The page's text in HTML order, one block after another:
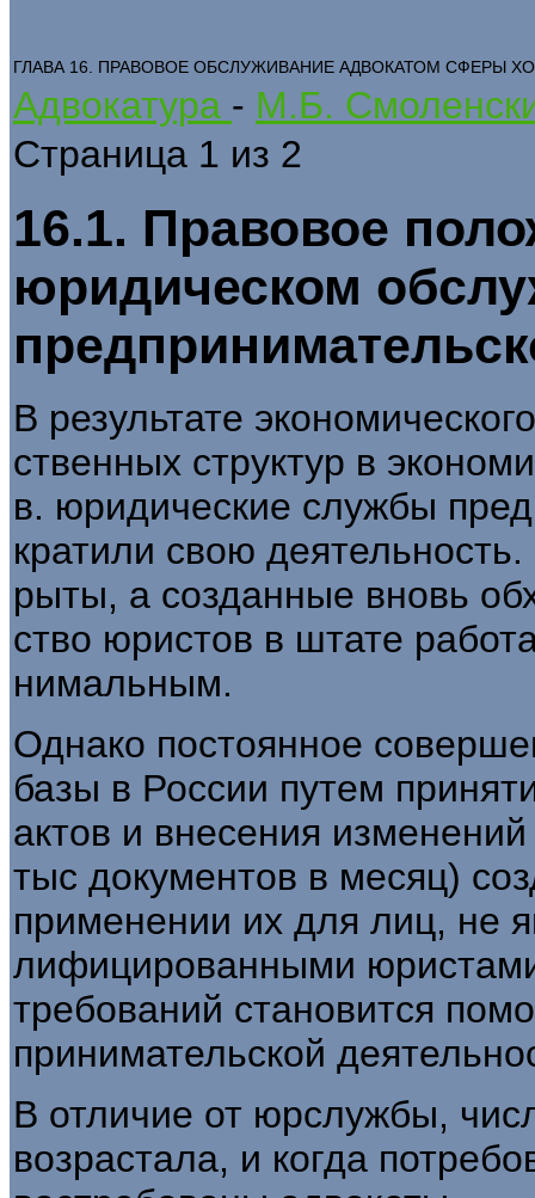
ГЛАВА 16. ПРАВОВОЕ ОБСЛУЖИВАНИЕ АДВОКАТОМ СФЕРЫ
Адвокатура - М.Б.
Страница 1 из 2
16.1. Правовое
юридическом
В результате
ственных структур в
в. юридические службы
кратили свою
рыты, а созданные вновь
ство юристов в штате
нимальным.
Однако постоянное
базы в России путем
актов и внесения
тыс документов в месяц)
применении их для лиц, не
лифицированными
требований становится
принимательской
В отличие от юрслужбы,
возрастала, и когда